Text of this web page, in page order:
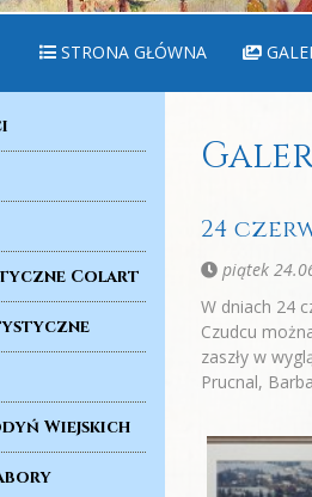
STRONA GŁÓWNA
Colart
Wiejskich
24
piątek
W dniach 24
Czudcu
zaszły w
Prucnal,